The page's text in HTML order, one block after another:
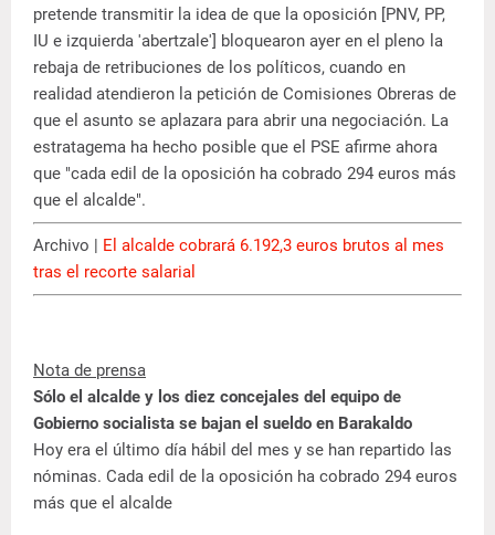
pretende transmitir la idea de que la oposición [PNV, PP,
IU e izquierda 'abertzale'] bloquearon ayer en el pleno la
rebaja de retribuciones de los políticos, cuando en
realidad atendieron la petición de Comisiones Obreras de
que el asunto se aplazara para abrir una negociación. La
estratagema ha hecho posible que el PSE afirme ahora
que "cada edil de la oposición ha cobrado 294 euros más
que el alcalde".
Archivo |
El alcalde cobrará 6.192,3 euros brutos al mes
tras el recorte salarial
Nota de prensa
Sólo el alcalde y los diez concejales del equipo de
Gobierno socialista se bajan el sueldo en Barakaldo
Hoy era el último día hábil del mes y se han repartido las
nóminas. Cada edil de la oposición ha cobrado 294 euros
más que el alcalde